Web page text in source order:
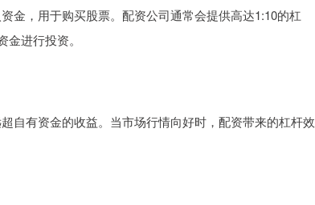
金，用于购买股票。配资公司通常会提供高达1:10的杠
进行投资。
自有资金的收益。当市场行情向好时，配资带来的杠杆效